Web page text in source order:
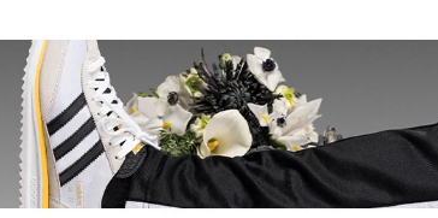
3.
zapatillas
4.
adidas
5. 194